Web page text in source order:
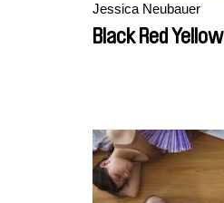
Jessica Neubauer
Black Red Yellow